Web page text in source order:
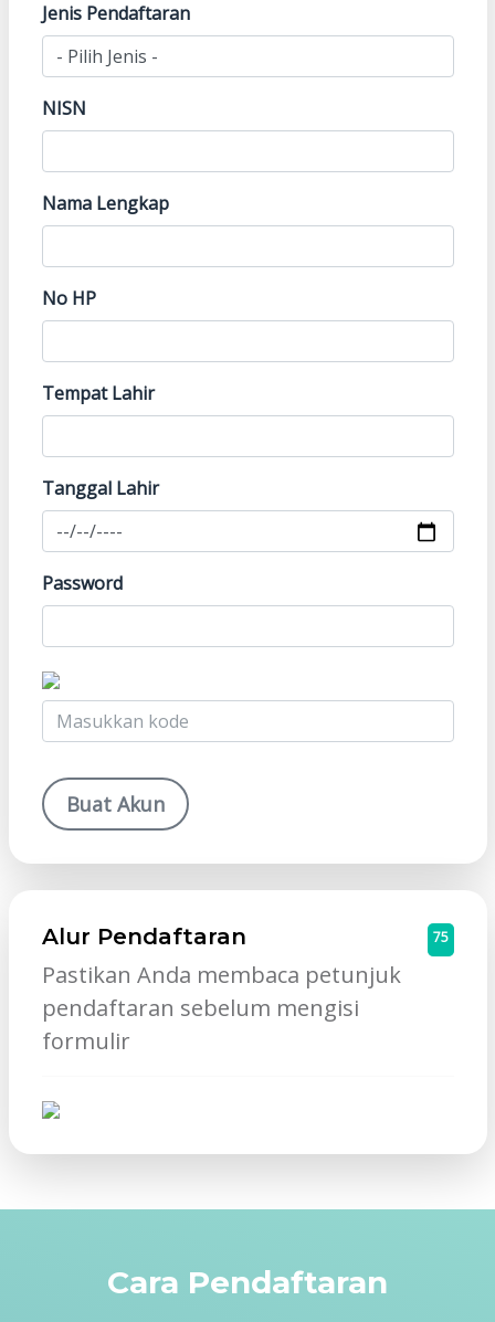
Jenis Pendaftaran
NISN
Nama Lengkap
No HP
Tempat Lahir
Tanggal Lahir
Password
Buat Akun
Alur Pendaftaran
Pastikan Anda membaca petunjuk
pendaftaran sebelum mengisi
formulir
75
Cara Pendaftaran